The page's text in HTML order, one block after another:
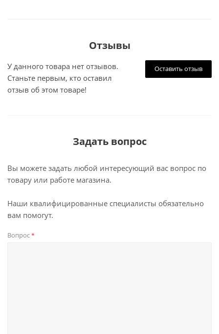
Отзывы
Оставить отзыв
У данного товара нет отзывов.
Станьте первым, кто оставил
отзыв об этом товаре!
Задать вопрос
Вы можете задать любой интересующий вас вопрос по
товару или работе магазина.
Наши квалифицированные специалисты обязательно
вам помогут.
Вопрос*